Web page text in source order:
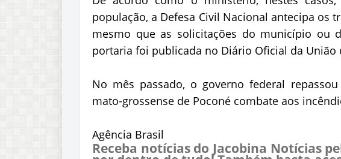
população, a Defesa Civil Nacional antecipa os
mesmo que as solicitações do município ou
portaria foi publicada no Diário Oficial da União
No mês passado, o governo federal
mato-grossense de Poconé combate aos
Agência Brasil
Receba notícias do Jacobina Notícias